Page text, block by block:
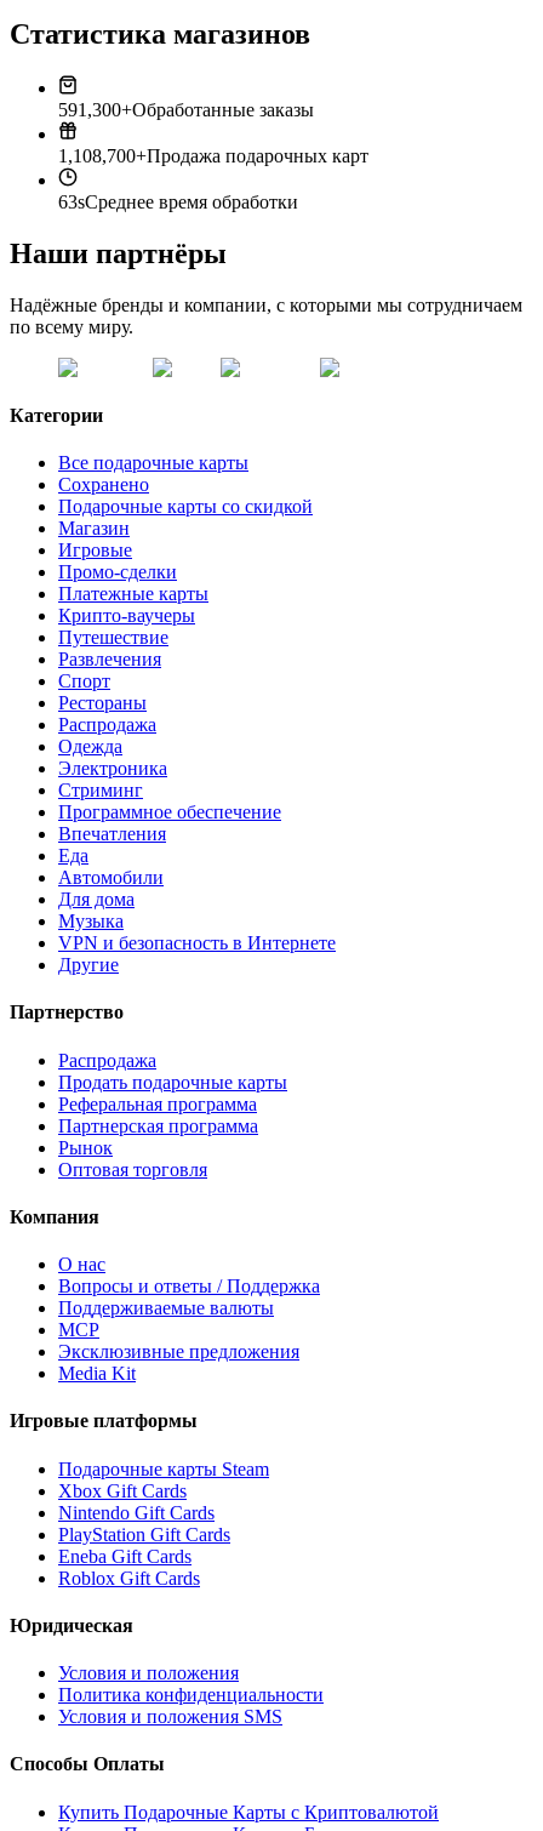
Статистика магазинов
591,300+Обработанные заказы
1,108,700+Продажа подарочных карт
63sСреднее время обработки
Наши партнёры
Надёжные бренды и компании, с которыми мы сотрудничаем
по всему миру.
Категории
Все подарочные карты
Сохранено
Подарочные карты со скидкой
Магазин
Игровые
Промо-сделки
Платежные карты
Крипто-ваучеры
Путешествие
Развлечения
Спорт
Рестораны
Распродажа
Одежда
Электроника
Стриминг
Программное обеспечение
Впечатления
Еда
Автомобили
Для дома
Музыка
VPN и безопасность в Интернете
Другие
Партнерство
Распродажа
Продать подарочные карты
Реферальная программа
Партнерская программа
Рынок
Оптовая торговля
Компания
О нас
Вопросы и ответы / Поддержка
Поддерживаемые валюты
MCP
Эксклюзивные предложения
Media Kit
Игровые платформы
Подарочные карты Steam
Xbox Gift Cards
Nintendo Gift Cards
PlayStation Gift Cards
Eneba Gift Cards
Roblox Gift Cards
Юридическая
Условия и положения
Политика конфиденциальности
Условия и положения SMS
Способы Оплаты
Купить Подарочные Карты с Криптовалютой